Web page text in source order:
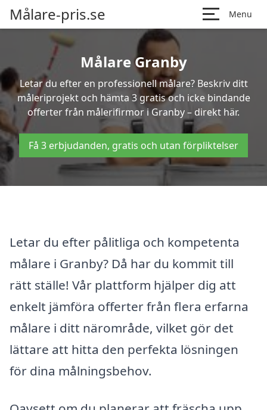
Målare-pris.se Menu
Målare Granby
Letar du efter en professionell målare? Beskriv ditt
måleriprojekt och hämta 3 gratis och icke bindande
offerter från målerifirmor i Granby – direkt här.
Få 3 erbjudanden, gratis och utan förpliktelser
Letar du efter pålitliga och kompetenta
målare i Granby? Då har du kommit till
rätt ställe! Vår plattform hjälper dig att
enkelt jämföra offerter från flera erfarna
målare i ditt närområde, vilket gör det
lättare att hitta den perfekta lösningen
för dina målningsbehov.